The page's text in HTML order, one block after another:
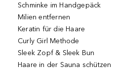
Schminke im Handgepäck
Milien entfernen
Keratin für die Haare
Curly Girl Methode
Sleek Zopf & Sleek Bun
Haare in der Sauna schützen